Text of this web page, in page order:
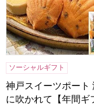
ソーシャルギフト
神戸スイーツポート
に吹かれて【年間ギ